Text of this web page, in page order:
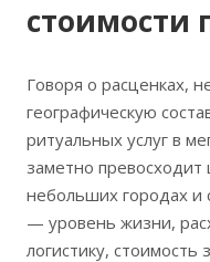
стоимости
Говоря о расценках,
географическую
ритуальных услуг в
заметно
небольших городах и
— уровень жизни,
логистику, стоимость